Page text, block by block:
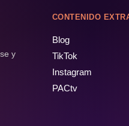
y
CONTENIDO
Blog
TikTok
Instagram
PACtv